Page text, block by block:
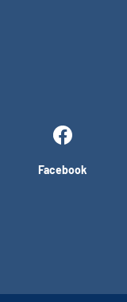
Facebook